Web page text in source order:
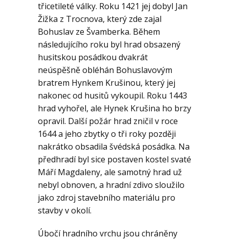
třicetileté války. Roku 1421 jej dobyl Jan
Žižka z Trocnova, který zde zajal
Bohuslav ze Švamberka. Během
následujícího roku byl hrad obsazený
husitskou posádkou dvakrát
neúspěšně obléhán Bohuslavovým
bratrem Hynkem Krušinou, který jej
nakonec od husitů vykoupil. Roku 1443
hrad vyhořel, ale Hynek Krušina ho brzy
opravil. Další požár hrad zničil v roce
1644 a jeho zbytky o tři roky později
nakrátko obsadila švédská posádka. Na
předhradí byl sice postaven kostel svaté
Máří Magdaleny, ale samotný hrad už
nebyl obnoven, a hradní zdivo sloužilo
jako zdroj stavebního materiálu pro
stavby v okolí.
Úbočí hradního vrchu jsou chráněny